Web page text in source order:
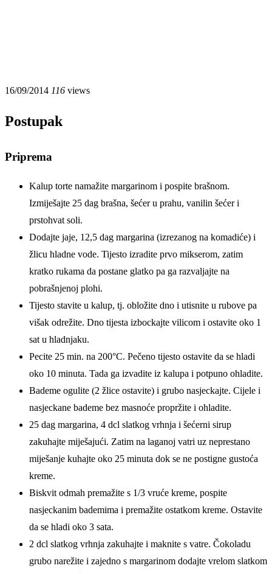
16/09/2014 116 views
Postupak
Priprema
Kalup torte namažite margarinom i pospite brašnom.
Izmiješajte 25 dag brašna, šećer u prahu, vanilin šećer i
prstohvat soli.
Dodajte jaje, 12,5 dag margarina (izrezanog na komadiće) i
žlicu hladne vode. Tijesto izradite prvo mikserom, zatim
kratko rukama da postane glatko pa ga razvaljajte na
pobrašnjenoj plohi.
Tijesto stavite u kalup, tj. obložite dno i utisnite u rubove pa
višak odrežite. Dno tijesta izbockajte vilicom i ostavite oko 1
sat u hladnjaku.
Pecite 25 min. na 200°C. Pečeno tijesto ostavite da se hladi
oko 10 minuta. Tada ga izvadite iz kalupa i potpuno ohladite.
Bademe ogulite (2 žlice ostavite) i grubo nasjeckajte. Cijele i
nasjeckane bademe bez masnoće propržite i ohladite.
25 dag margarina, 4 dcl slatkog vrhnja i šećerni sirup
zakuhajte miješajući. Zatim na laganoj vatri uz neprestano
miješanje kuhajte oko 25 minuta dok se ne postigne gustoća
kreme.
Biskvit odmah premažite s 1/3 vruće kreme, pospite
nasjeckanim bademima i premažite ostatkom kreme. Ostavite
da se hladi oko 3 sata.
2 dcl slatkog vrhnja zakuhajte i maknite s vatre. Čokoladu
grubo narežite i zajedno s margarinom dodajte vrelom slatkom